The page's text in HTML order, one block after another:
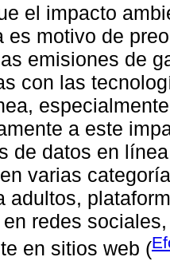
el impacto
es motivo de
emisiones de
con las
a este
de datos en
varias
adultos,
redes
en sitios web (